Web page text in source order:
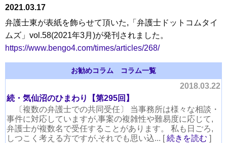
2021.03.17
弁護士東が表紙を飾らせて頂いた,「弁護士ドットコムタイ
ムズ」vol.58(2021年3月)が発刊されました。
https://www.bengo4.com/times/articles/268/
お勧めコラム コラム一覧
2018.03.22
続・気仙沼のひまわり【第295回】
〔複数の弁護士での共同受任〕 当事務所は様々な相談・
事件に対応していますが,事案の複雑性や難易度に応じて,
弁護士が複数名で受任することがあります。 私も日ごろ,
しつこく考える方ですが,それでも思い込... [続きを読む ]